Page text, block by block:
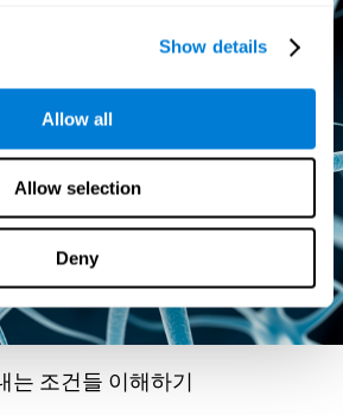
Show details
Allow all
Allow selection
Deny
는 조건들 이해하기